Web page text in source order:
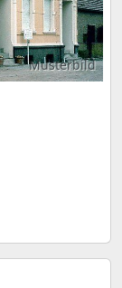
Musterbild